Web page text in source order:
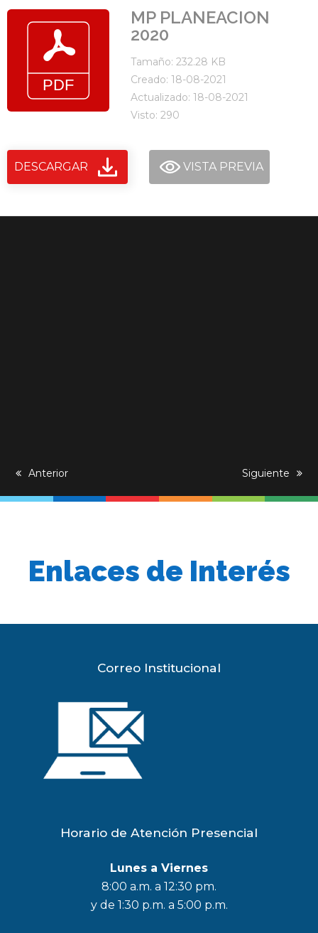
MP PLANEACION
2020
Tamaño: 232.28 KB
Creado: 18-08-2021
Actualizado: 18-08-2021
Visto: 290
DESCARGAR VISTA PREVIA
previous
Anterior
next
Siguiente
Enlaces de Interés
Correo Institucional
Horario de Atención Presencial
Lunes a Viernes
8:00 a.m. a 12:30 pm.
y de 1:30 p.m. a 5:00 p.m.